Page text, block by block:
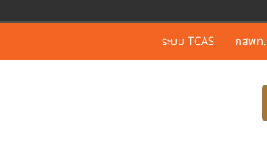
ระบบ TCAS กสพท.